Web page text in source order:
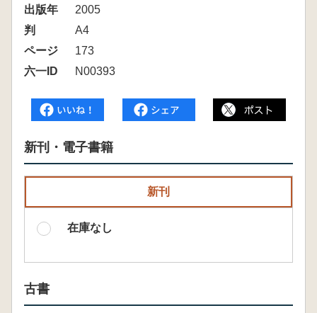
出版年
2005
判
A4
ページ
173
六一ID
N00393
新刊・電子書籍
新刊
在庫なし
古書